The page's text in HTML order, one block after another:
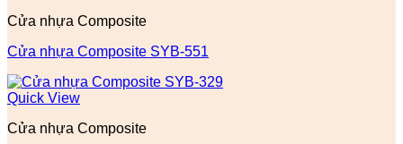
Cửa nhựa Composite
Cửa nhựa Composite SYB-551
Quick View
Cửa nhựa Composite